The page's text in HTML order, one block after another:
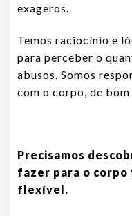
exageros.
Temos raciocínio e
para perceber o
abusos. Somos
com o corpo, de
Precisamos
fazer para o corpo
flexível.